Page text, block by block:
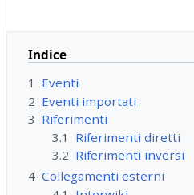
Indice
1
Eventi
2 Eventi importati
3 Riferimenti
3.1
Riferimenti diretti
3.2 Riferimenti inversi
4 Collegamenti esterni